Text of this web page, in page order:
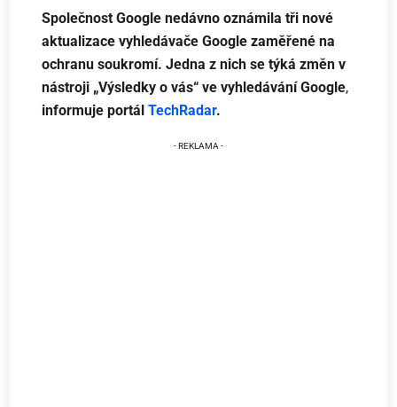
Společnost Google nedávno oznámila tři nové
aktualizace vyhledávače Google zaměřené na
ochranu soukromí. Jedna z nich se týká změn v
nástroji „Výsledky o vás“ ve vyhledávání Google,
informuje portálTechRadar.